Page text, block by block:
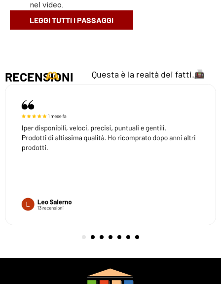
nel video.
LEGGI TUTTI I PASSAGGI
RECENSIONI Questa è la realtà dei fatti.